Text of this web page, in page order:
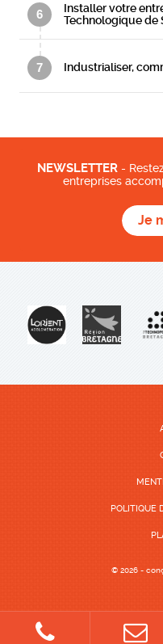
6
Installer votre
Technologique de
7 Industrialiser,
NEWSLETTER -
entreprises
Je
POLITIQUE
© 2026 -